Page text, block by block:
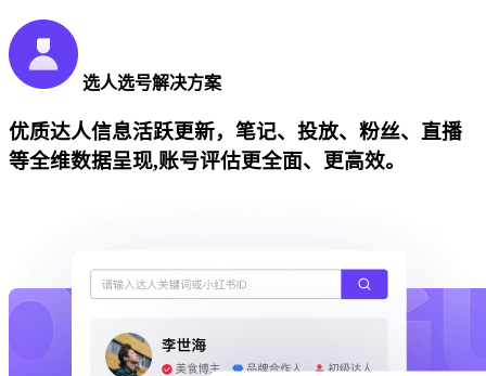
选人选号解决方案
优质达人信息活跃更新，笔记、投放、粉丝、直播
等全维数据呈现,账号评估更全面、更高效。